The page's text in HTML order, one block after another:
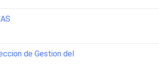
de Gestion del